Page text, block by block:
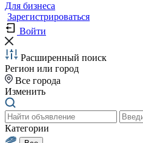
Для бизнеса
Зарегистрироваться
Войти
Расширенный поиск
Регион или город
Все города
Изменить
Категории